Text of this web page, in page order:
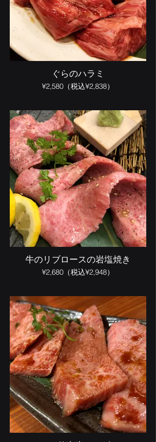
ぐらのハラミ
¥2,580（税込¥2,838）
牛のリブロースの岩塩焼き
¥2,680（税込¥2,948）